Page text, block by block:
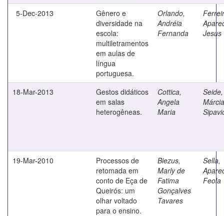
5-Dec-2013
Gênero e
diversidade na
escola:
multiletramentos
em aulas de
língua
portuguesa.
Orlando,
Andréia
Fernanda
Jesus
18-Mar-2013
Gestos didáticos
em salas
heterogêneas.
Cottica,
Angela
Maria
Seide,
Márcia
19-Mar-2010
Processos de
retomada em
conto de Eça de
Queirós: um
olhar voltado
para o ensino.
Biezus,
Marly de
Fatima
Gonçalves
Tavares
Sella,
Feola